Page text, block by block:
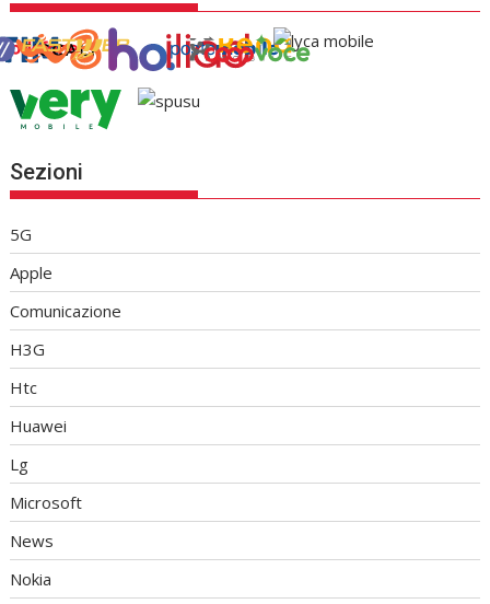
Sezioni
5G
Apple
Comunicazione
H3G
Htc
Huawei
Lg
Microsoft
News
Nokia